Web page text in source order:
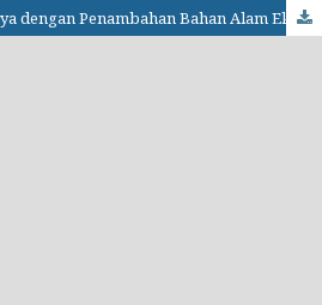
Uji SPF Krim Tabir Surya dengan Penambahan Bahan Alam Ekstrak Biji Kopi Arabika (Coffea arabica L.)